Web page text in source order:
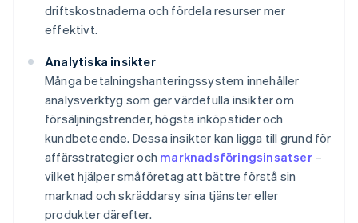
driftskostnaderna och fördela resurser mer
effektivt.
Analytiska insikter
Många betalningshanteringssystem innehåller
analysverktyg som ger värdefulla insikter om
försäljningstrender, högsta inköpstider och
kundbeteende. Dessa insikter kan ligga till grund för
affärsstrategier och marknadsföringsinsatser–
vilket hjälper småföretag att bättre förstå sin
marknad och skräddarsy sina tjänster eller
produkter därefter.